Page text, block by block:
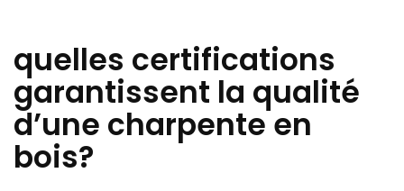
quelles certifications
garantissent la qualité
d’une charpente en
bois?